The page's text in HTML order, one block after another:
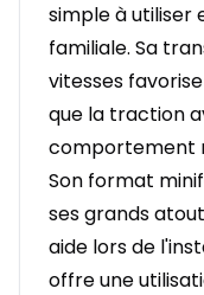
simple à utiliser
familiale. Sa
vitesses
que la traction
comportement
Son format
ses grands
aide lors de
offre une